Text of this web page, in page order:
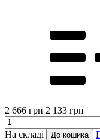
2 666 грн 2 133 грн
На складі До кошика